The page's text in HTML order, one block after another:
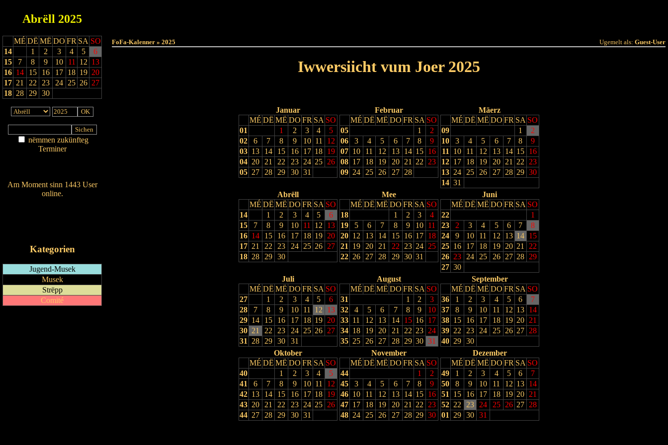
Abrëll 2025
MÉ DË MË DO FR SA SO
14
1 2 3 4 5
6
15
7 8 9 10 11 12 13
16 14 15 16 17 18 19 20
17 21 22 23 24 25 26 27
18 28 29 30
nëmmen zukünfteg
Terminer
Am Moment sinn 1443 User
online.
Kategorien
Jugend-Musek
Musek
Strëpp
Comité
FoFa-Kalenner » 2025 Ugemelt als: Guest-User
Iwwersiicht vum Joer 2025
Januar
MÉ DË MË DO FR SA SO
01
1 2 3 4
5
02
6 7 8 9 10 11
12
03 13 14 15 16 17 18 19
04 20 21 22 23 24 25 26
05 27 28 29 30 31
Februar
MÉ DË MË DO FR SA SO
05
1
2
06
3 4 5 6 7 8
9
07 10 11 12 13 14 15 16
08 17 18 19 20 21 22
23
09 24 25 26 27 28
Mäerz
MÉ DË MË DO FR SA SO
09
1
2
10
3 4 5 6 7 8
9
11
10 11 12 13 14 15 16
12 17 18 19 20 21 22
23
13 24 25 26 27 28 29 30
14 31
Abrëll
MÉ DË MË DO FR SA SO
14
1 2 3 4 5
6
15
7 8 9 10 11 12
13
16 14 15 16 17 18 19 20
17 21 22 23 24 25 26 27
18 28 29 30
Mee
MÉ DË MË DO FR SA SO
18
1 2 3
4
19
5 6 7 8 9 10 11
20 12 13 14 15 16 17 18
21
19 20 21 22 23 24 25
22 26 27 28 29 30 31
Juni
MÉ DË MË DO FR SA SO
22
1
23
2 3 4 5 6 7
8
24
9 10 11 12 13 14 15
25 16 17 18 19 20 21
22
26 23 24 25 26 27 28 29
27 30
Juli
MÉ DË MË DO FR SA SO
27
1 2 3 4 5
6
28
7 8 9 10 11 12
13
29 14 15 16 17 18 19 20
30 21 22 23 24 25 26 27
31
28 29 30 31
August
MÉ DË MË DO FR SA SO
31
1 2
3
32
4 5 6 7 8 9
10
33 11 12 13 14 15 16 17
34 18 19 20 21 22 23 24
35 25 26 27 28 29 30 31
September
MÉ DË MË DO FR SA SO
36
1 2 3 4 5 6
7
37
8 9 10 11 12 13 14
38 15 16 17 18 19 20 21
39 22 23 24 25 26 27 28
40 29
30
Oktober
MÉ DË MË DO FR SA SO
40
1 2 3 4
5
41
6 7 8 9 10 11
12
42 13 14 15 16 17 18 19
43 20 21 22 23 24 25 26
44 27 28 29 30 31
November
MÉ DË MË DO FR SA SO
44
1
2
45
3 4 5 6 7 8
9
46 10 11 12 13 14 15 16
47 17 18 19 20 21 22
23
48 24 25 26 27 28 29 30
Dezember
MÉ DË MË DO FR SA SO
49
1 2 3 4 5 6
7
50
8 9 10 11 12 13 14
51
15 16 17 18 19 20 21
52 22 23 24 25 26 27 28
01
29 30 31